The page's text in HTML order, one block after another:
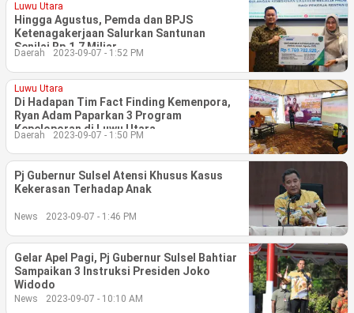
Luwu Utara
Hingga Agustus, Pemda dan BPJS
Ketenagakerjaan Salurkan Santunan
Senilai Rp.1,7 Miliar
Daerah 2023-09-07 - 1:52 PM
Luwu Utara
Di Hadapan Tim Fact Finding Kemenpora,
Ryan Adam Paparkan 3 Program
Kepeloporan di Luwu Utara
Daerah 2023-09-07 - 1:50 PM
Pj Gubernur Sulsel Atensi Khusus Kasus
Kekerasan Terhadap Anak
News 2023-09-07 - 1:46 PM
Gelar Apel Pagi, Pj Gubernur Sulsel Bahtiar
Sampaikan 3 Instruksi Presiden Joko
Widodo
News 2023-09-07 - 10:10 AM